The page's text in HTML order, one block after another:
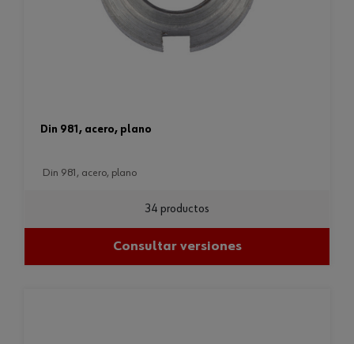
din 981, acero, plano
din 981, acero, plano
34 productos
Consultar versiones